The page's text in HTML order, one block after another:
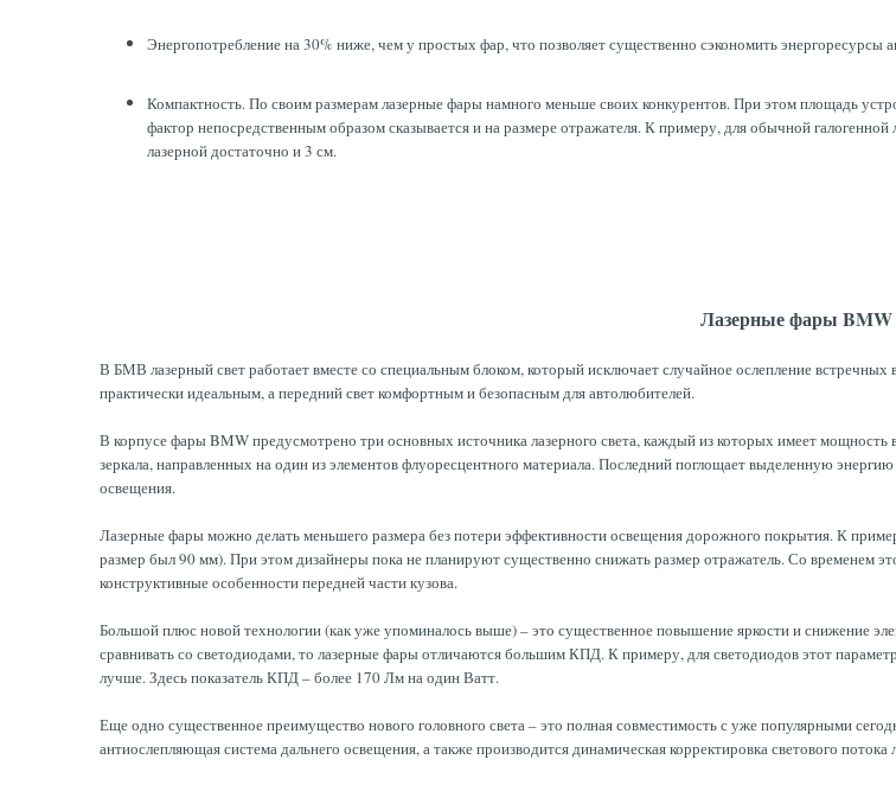
Энергопотребление на 30% ниже, чем у простых фар, что позволяет существенно сэкономить энергоресурсы
Компактность. По своим размерам лазерные фары намного меньше своих конкурентов. При этом площадь
фактор непосредственным образом сказывается и на размере отражателя. К примеру, для обычной
лазерной достаточно и 3 см.
Лазерные фары BMW
В БМВ лазерный свет работает вместе со специальным блоком, который исключает случайное ослепление
практически идеальным, а передний свет комфортным и безопасным для автолюбителей.
В корпусе фары BMW предусмотрено три основных источника лазерного света, каждый из которых имеет
зеркала, направленных на один из элементов флуоресцентного материала. Последний поглощает выделенную
освещения.
Лазерные фары можно делать меньшего размера без потери эффективности освещения дорожного покрытия. К
размер был 90 мм). При этом дизайнеры пока не планируют существенно снижать размер отражатель. Со временем
конструктивные особенности передней части кузова.
Большой плюс новой технологии (как уже упоминалось выше) – это существенное повышение яркости и снижение
сравнивать со светодиодами, то лазерные фары отличаются большим КПД. К примеру, для светодиодов этот
лучше. Здесь показатель КПД – более 170 Лм на один Ватт.
Еще одно существенное преимущество нового головного света – это полная совместимость с уже популярными
антиослепляющая система дальнего освещения, а также производится динамическая корректировка светового потока